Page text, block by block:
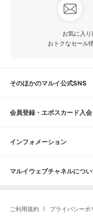
お気に入
おトクなセール
そのほかのマルイ公式SNS
会員登録・エポスカード入会
インフォメーション
マルイウェブチャネルについ
ご利用規約 プライバシーポ